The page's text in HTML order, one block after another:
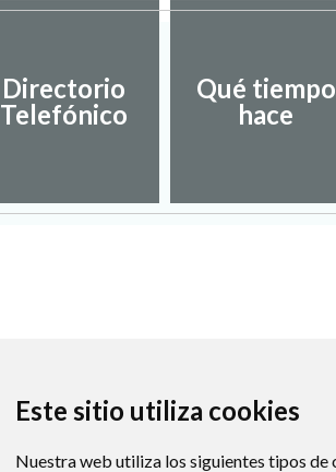
Este sitio utiliza cookies
Nuestra web utiliza los siguientes tipos de
Directorio
Telefónico
Qué tiempo
hace